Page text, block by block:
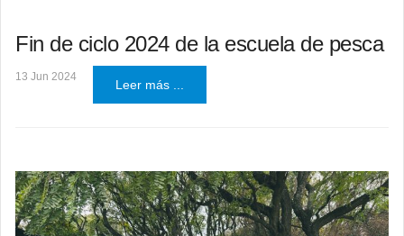
Fin de ciclo 2024 de la escuela de pesca
13 Jun 2024
Leer más ...